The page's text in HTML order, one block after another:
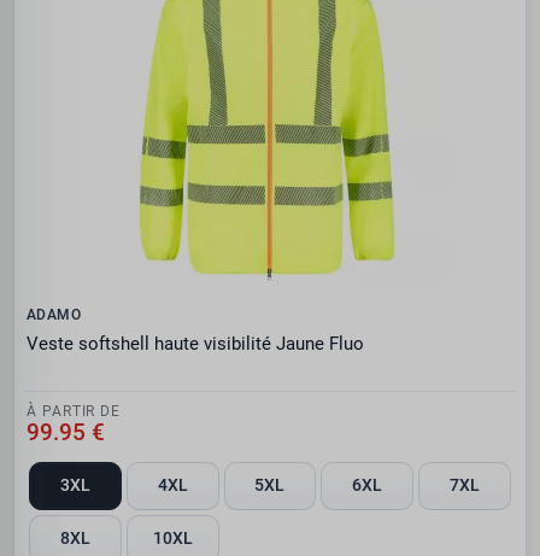
ADAMO
Veste softshell haute visibilité Jaune Fluo
À PARTIR DE
99.95 €
3XL 4XL 5XL 6XL 7XL
8XL 10XL